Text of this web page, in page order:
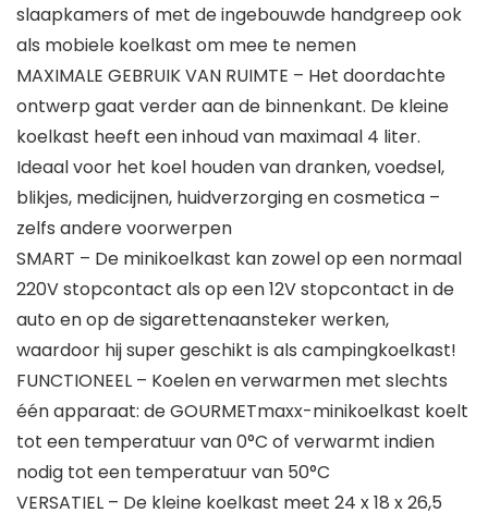
slaapkamers of met de ingebouwde handgreep ook
als mobiele koelkast om mee te nemen
MAXIMALE GEBRUIK VAN RUIMTE – Het doordachte
ontwerp gaat verder aan de binnenkant. De kleine
koelkast heeft een inhoud van maximaal 4 liter.
Ideaal voor het koel houden van dranken, voedsel,
blikjes, medicijnen, huidverzorging en cosmetica –
zelfs andere voorwerpen
SMART – De minikoelkast kan zowel op een normaal
220V stopcontact als op een 12V stopcontact in de
auto en op de sigarettenaansteker werken,
waardoor hij super geschikt is als campingkoelkast!
FUNCTIONEEL – Koelen en verwarmen met slechts
één apparaat: de GOURMETmaxx-minikoelkast koelt
tot een temperatuur van 0°C of verwarmt indien
nodig tot een temperatuur van 50°C
VERSATIEL – De kleine koelkast meet 24 x 18 x 26,5